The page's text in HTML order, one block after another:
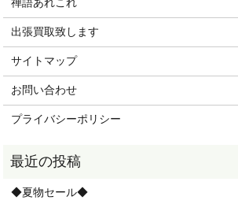
禅語あれこれ
出張買取致します
サイトマップ
お問い合わせ
プライバシーポリシー
◆夏物セール◆